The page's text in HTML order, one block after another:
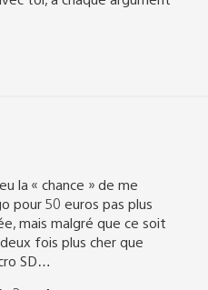
la « chance » de me
pour 50 euros pas plus
mais malgré que ce soit
fois plus cher que
SD…